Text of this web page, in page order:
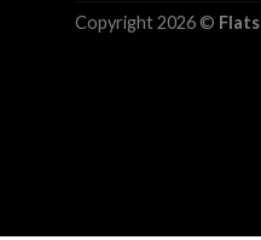
Copyright 2026 ©